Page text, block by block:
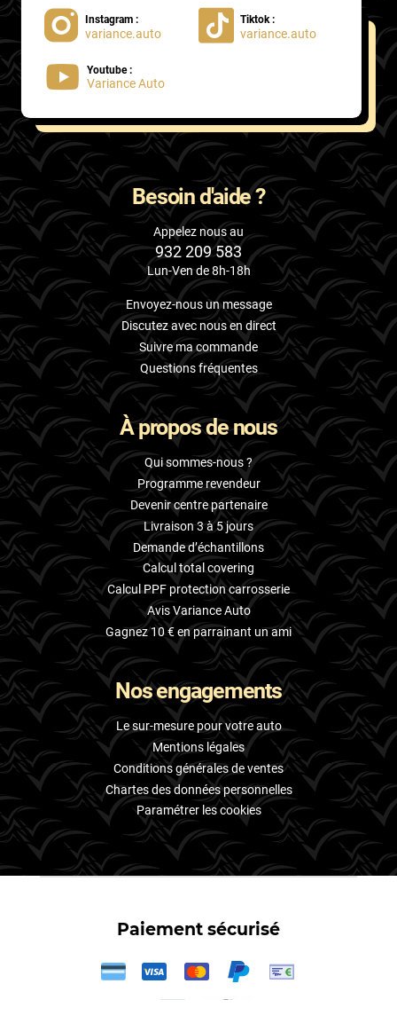
Instagram :
variance.auto
Tiktok :
variance.auto
Youtube :
Variance Auto
Besoin d'aide ?
Appelez nous au
932 209 583
Lun-Ven de 8h-18h
Envoyez-nous un message
Discutez avec nous en direct
Suivre ma commande
Questions fréquentes
À propos de nous
Qui sommes-nous ?
Programme revendeur
Devenir centre partenaire
Livraison 3 à 5 jours
Demande d’échantillons
Calcul total covering
Calcul PPF protection carrosserie
Avis Variance Auto
Gagnez 10 € en parrainant un ami
Nos engagements
Le sur-mesure pour votre auto
Mentions légales
Conditions générales de ventes
Chartes des données personnelles
Paramétrer les cookies
Paiement sécurisé